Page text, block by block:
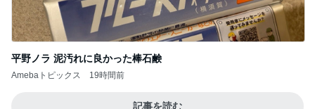
平野ノラ 泥汚れに良かった棒石鹸
Amebaトピックス 19時間前
記事を読む